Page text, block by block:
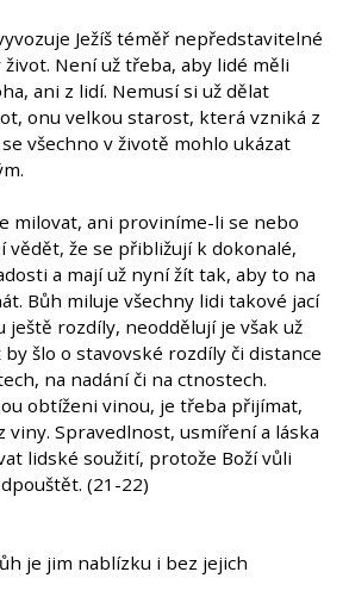
Ježíš téměř nepředstavitelné
Není už třeba, aby lidé měli
ani z lidí. Nemusí si už dělat
onu velkou starost, která vzniká z
všechno v životě mohlo ukázat
milovat, ani proviníme-li se nebo
vědět, že se přibližují k dokonalé,
a mají už nyní žít tak, aby to na
Bůh miluje všechny lidi takové jací
ještě rozdíly, neoddělují je však už
šlo o stavovské rozdíly či distance
na nadání či na ctnostech.
obtíženi vinou, je třeba přijímat,
viny. Spravedlnost, usmíření a láska
lidské soužití, protože Boží vůli
(21-22)
je jim nablízku i bez jejich